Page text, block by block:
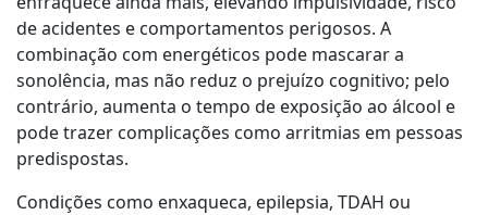
de acidentes e comportamentos perigosos. A
combinação com energéticos pode mascarar a
sonolência, mas não reduz o prejuízo cognitivo; pelo
contrário, aumenta o tempo de exposição ao álcool e
pode trazer complicações como arritmias em pessoas
predispostas.
Condições como enxaqueca, epilepsia, TDAH ou